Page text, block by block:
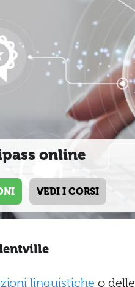
online
VEDI I CORSI
linguistiche o delle